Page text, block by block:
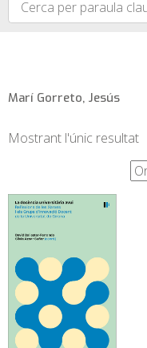
Marí Gorreto, Jesús
Mostrant l'únic resultat